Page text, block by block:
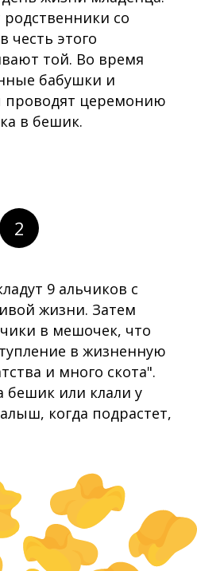
со
честь этого
той. Во время
бабушки и
церемонию
в бешик.
2
9 альчиков с
жизни. Затем
в мешочек, что
в жизненную
и много скота".
или клали у
когда подрастет,